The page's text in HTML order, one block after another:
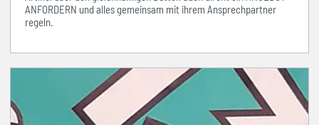
ANFORDERN und alles gemeinsam mit ihrem Ansprechpartner
regeln.